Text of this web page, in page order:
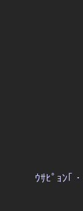
ｳｻﾋﾟｮﾝ｢